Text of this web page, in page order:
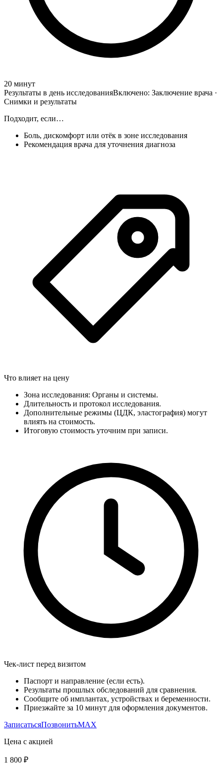
20 минут
Результаты в день исследованияВключено: Заключение врача ·
Снимки и результаты
Подходит, если…
Боль, дискомфорт или отёк в зоне исследования
Рекомендация врача для уточнения диагноза
Что влияет на цену
Зона исследования: Органы и системы.
Длительность и протокол исследования.
Дополнительные режимы (ЦДК, эластография) могут
влиять на стоимость.
Итоговую стоимость уточним при записи.
Чек-лист перед визитом
Паспорт и направление (если есть).
Результаты прошлых обследований для сравнения.
Сообщите об имплантах, устройствах и беременности.
Приезжайте за 10 минут для оформления документов.
ЗаписатьсяПозвонитьMAX
Цена с акцией
1 800 ₽